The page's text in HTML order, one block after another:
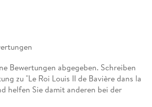
munichoise du Rheingold." et "Marie
Fée blanche", l'histoire d'une comtesse
Bewertungen abgegeben. Schreiben
zu "Le Roi Louis II de Bavière dans la
helfen Sie damit anderen bei der